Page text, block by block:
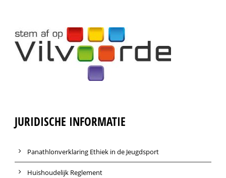
JURIDISCHE INFORMATIE
Panathlonverklaring Ethiek in de Jeugdsport
Huishoudelijk Reglement